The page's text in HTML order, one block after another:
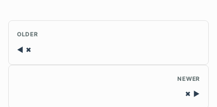
OLDER
✖
NEWER
✖